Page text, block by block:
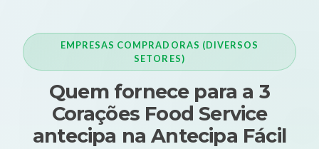
EMPRESAS COMPRADORAS (DIVERSOS
SETORES)
Quem fornece para a 3
Corações Food Service
antecipa na Antecipa Fácil